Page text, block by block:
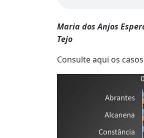
Maria dos Anjos
Tejo
Consulte aqui os